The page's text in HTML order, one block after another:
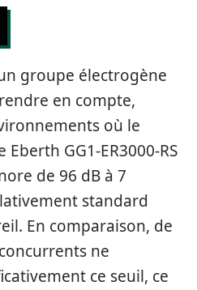
groupe électrogène
en compte,
où le
GG1-ER3000-RS
de 96 dB à 7
standard
En comparaison, de
ne
ce seuil, ce